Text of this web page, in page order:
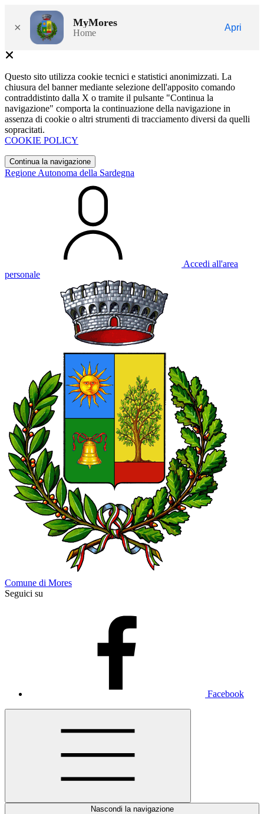
× MyMores
Home
Apri
Questo sito utilizza cookie tecnici e statistici anonimizzati. La
chiusura del banner mediante selezione dell'apposito comando
contraddistinto dalla X o tramite il pulsante "Continua la
navigazione" comporta la continuazione della navigazione in
assenza di cookie o altri strumenti di tracciamento diversi da quelli
sopracitati.
COOKIE POLICY
Continua la navigazione
Regione Autonoma della Sardegna
Accedi all'area
personale
Comune di Mores
Seguici su
Facebook
Nascondi la navigazione